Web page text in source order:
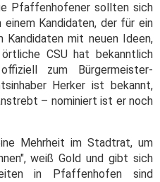
Pfaffenhofener sollten sich
Kandidaten, der für ein
Kandidaten mit neuen Ideen,
CSU hat bekanntlich
zum Bürgermeister-
Herker ist bekannt,
– nominiert ist er noch
Mehrheit im Stadtrat, um
weiß Gold und gibt sich
in Pfaffenhofen sind